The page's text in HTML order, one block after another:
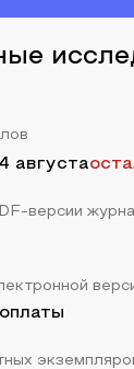
августа
версии